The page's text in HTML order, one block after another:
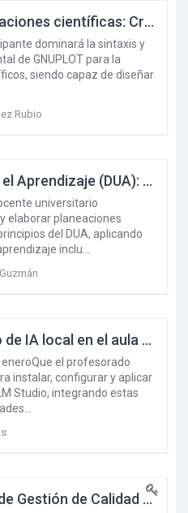
GNUPLOT para publicaciones científicas: Creación de gráficos de alta calidad
dominará la sintaxis y
de GNUPLOT para la
siendo capaz de diseñar
Rubio
Diseño Universal para el Aprendizaje (DUA): Estrategias de Enseñanza y Evaluación Formativa para el Aula Universitaria
universitario
elaborar planeaciones
del DUA, aplicando
inclu…
Implementación y uso de IA local en el aula universitaria (Ollama y LM Studio)
el profesorado
instalar, configurar y aplicar
Studio, integrando estas
Sistemas Integrados de Gestión de Calidad y Cadenas de Abastecimiento